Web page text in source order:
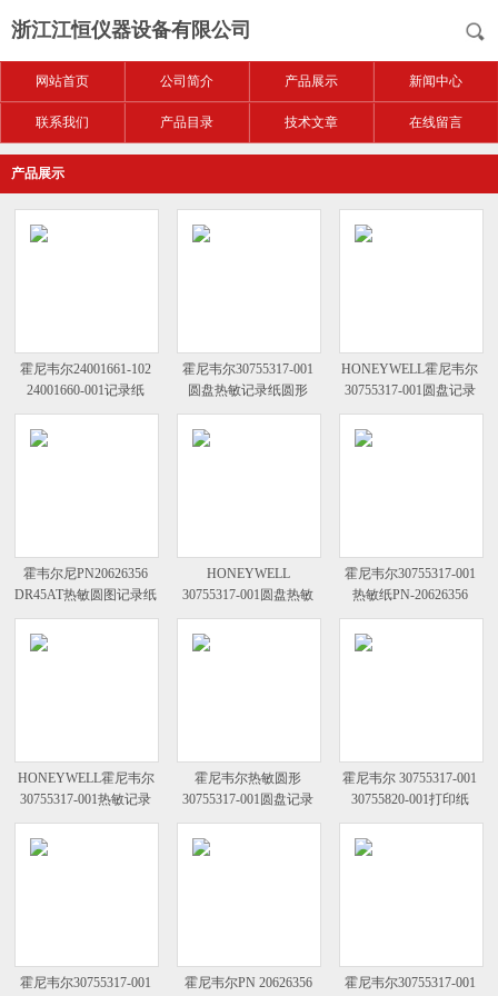
浙江江恒仪器设备有限公司
网站首页 公司简介 产品展示 新闻中心
联系我们 产品目录 技术文章 在线留言
产品展示
霍尼韦尔24001661-102
24001660-001记录纸
霍尼韦尔30755317-001
圆盘热敏记录纸圆形
HONEYWELL霍尼韦尔
30755317-001圆盘记录
纸
霍韦尔尼PN20626356
DR45AT热敏圆图记录纸
HONEYWELL
30755317-001圆盘热敏
记录纸
霍尼韦尔30755317-001
热敏纸PN-20626356
HONEYWELL霍尼韦尔
30755317-001热敏记录
纸
霍尼韦尔热敏圆形
30755317-001圆盘记录
纸
霍尼韦尔 30755317-001
30755820-001打印纸
霍尼韦尔30755317-001
霍尼韦尔PN 20626356
霍尼韦尔30755317-001